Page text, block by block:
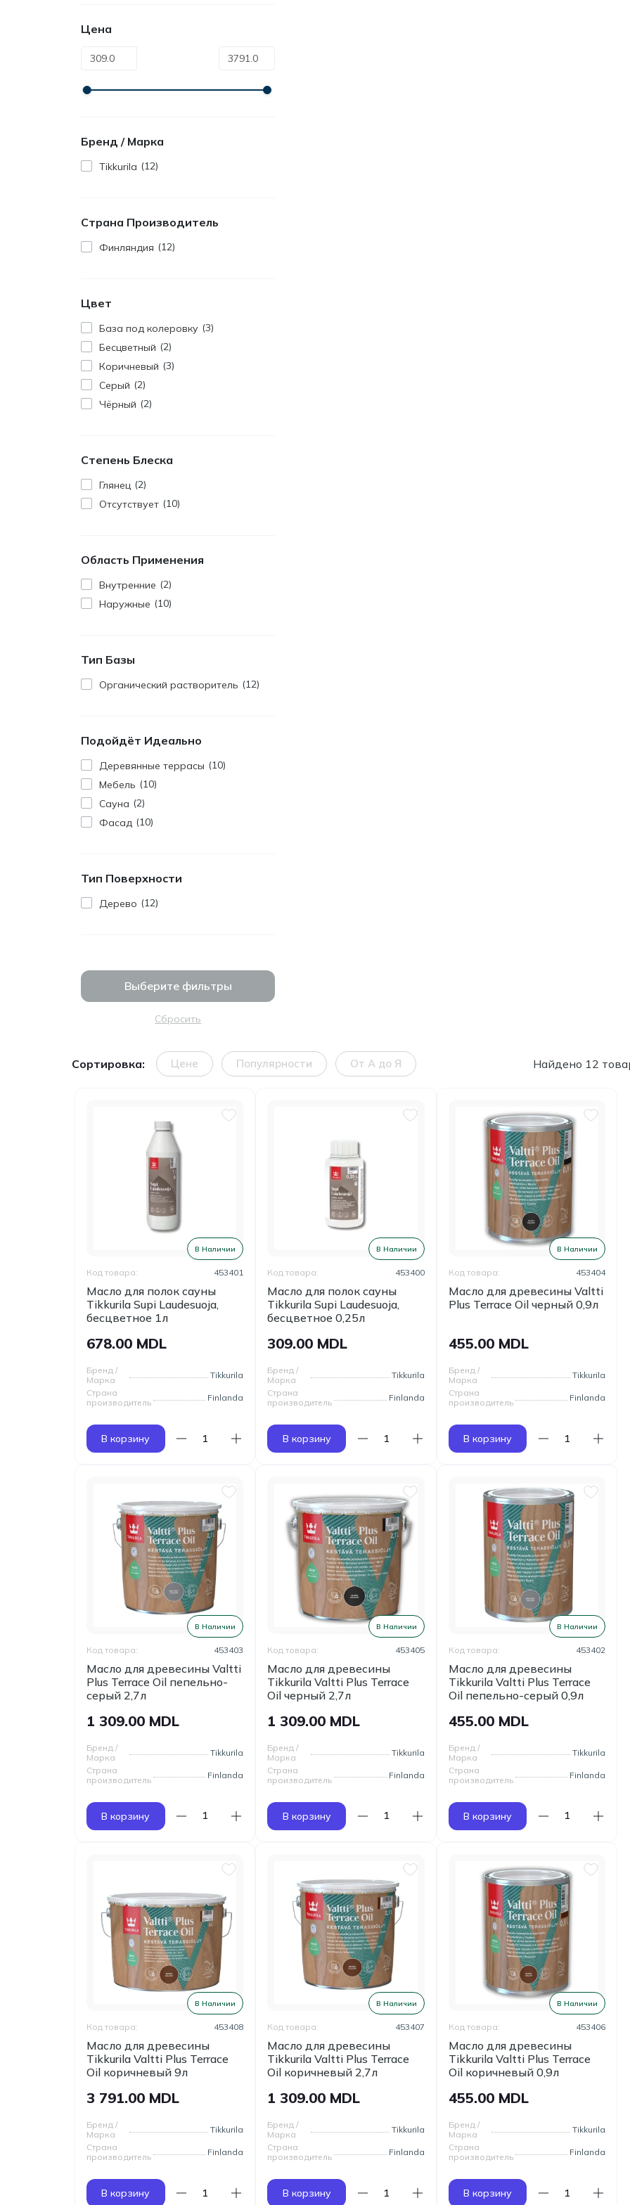
Цена
Бренд / Марка
Tikkurila 12
Страна Производитель
Финляндия 12
Цвет
База под колеровку 3
Бесцветный
2
Коричневый
3
Серый
2
Чёрный
2
Степень Блеска
Глянец
2
Отсутствует
10
Область Применения
Внутренние
2
Наружные
10
Тип Базы
Органический растворитель 12
Подойдёт Идеально
Деревянные террасы
10
Мебель
10
Сауна
2
Фасад
10
Тип Поверхности
Дерево 12
Сбросить
Выберите фильтры
Сортировка: Цене Популярности От А до Я Найдено 12
В Наличии
Масло для полок сауны
Tikkurila Supi Laudesuoja,
бесцветное 1л
Код товара: 453401
678.00 MDL
Бренд /
Марка
Tikkurila
Страна
производитель
Finlanda
В корзину
В Наличии
Масло для полок сауны
Tikkurila Supi Laudesuoja,
бесцветное 0,25л
Код товара: 453400
309.00 MDL
Бренд /
Марка
Tikkurila
Страна
производитель
Finlanda
В корзину
В Наличии
Масло для древесины Valtti
Plus Terrace Oil черный 0,9л
Код товара: 453404
455.00 MDL
Бренд /
Марка
Tikkurila
Страна
производитель
Finlanda
В корзину
В Наличии
Масло для древесины Valtti
Plus Terrace Oil пепельно-
серый 2,7л
Код товара: 453403
1 309.00 MDL
Бренд /
Марка
Tikkurila
Страна
производитель
Finlanda
В корзину
В Наличии
Масло для древесины
Tikkurila Valtti Plus Terrace
Oil черный 2,7л
Код товара: 453405
1 309.00 MDL
Бренд /
Марка
Tikkurila
Страна
производитель
Finlanda
В корзину
В Наличии
Масло для древесины
Tikkurila Valtti Plus Terrace
Oil пепельно-серый 0,9л
Код товара: 453402
455.00 MDL
Бренд /
Марка
Tikkurila
Страна
производитель
Finlanda
В корзину
В Наличии
Масло для древесины
Tikkurila Valtti Plus Terrace
Oil коричневый 9л
Код товара: 453408
3 791.00 MDL
Бренд /
Марка
Tikkurila
Страна
производитель
Finlanda
В корзину
В Наличии
Масло для древесины
Tikkurila Valtti Plus Terrace
Oil коричневый 2,7л
Код товара: 453407
1 309.00 MDL
Бренд /
Марка
Tikkurila
Страна
производитель
Finlanda
В корзину
В Наличии
Масло для древесины
Tikkurila Valtti Plus Terrace
Oil коричневый 0,9л
Код товара: 453406
455.00 MDL
Бренд /
Марка
Tikkurila
Страна
производитель
Finlanda
В корзину